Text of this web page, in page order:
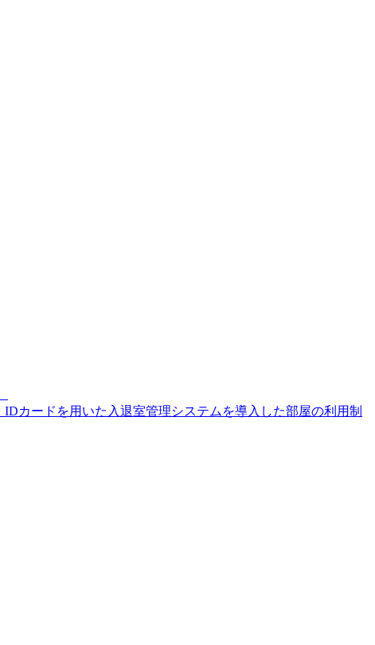
カードを用いた入退室管理システムを導入した部屋の利用制